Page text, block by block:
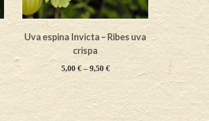
Uva espina Invicta – Ribes uva
crispa
5,00€–9,50€
Uva